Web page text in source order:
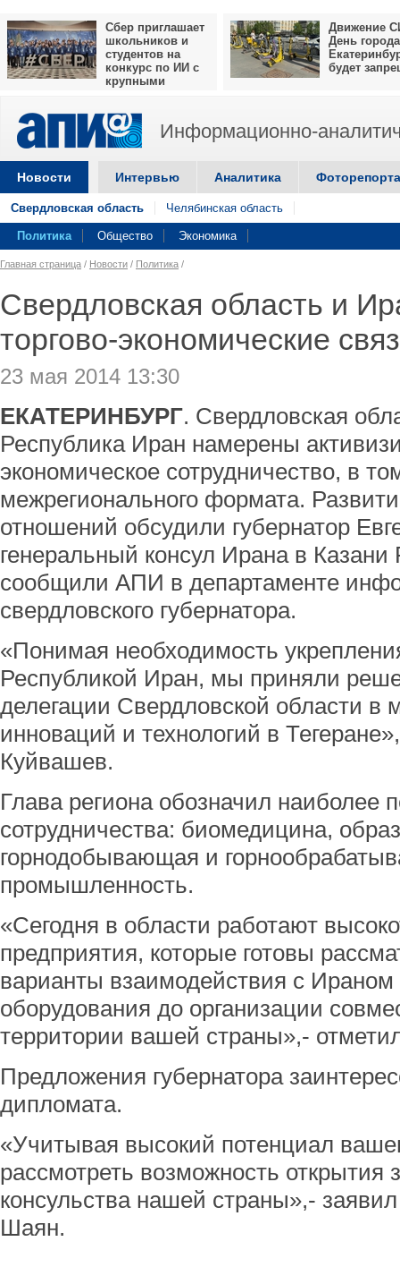
Сбер приглашает
школьников и
студентов на
конкурс по ИИ с
крупными
Движение
День города
будет
Информационно-
Новости Интервью Аналитика
Свердловская область Челябинская область
Политика Общество Экономика
Главная страница / Новости / Политика /
Свердловская область и
торгово-экономические
23 мая 2014 13:30
ЕКАТЕРИНБУРГ. Свердловская
Республика Иран намерены
экономическое сотрудничество, в
межрегионального формата.
отношений обсудили губернатор
генеральный консул Ирана в
сообщили АПИ в департаменте
свердловского губернатора.
«Понимая необходимость
Республикой Иран, мы приняли
делегации Свердловской области в
инноваций и технологий в
Куйвашев.
Глава региона обозначил наиболее
сотрудничества: биомедицина,
горнодобывающая и
промышленность.
«Сегодня в области работают
предприятия, которые готовы
варианты взаимодействия с Ираном
оборудования до организации
территории вашей страны»,-
Предложения губернатора
дипломата.
«Учитывая высокий потенциал
рассмотреть возможность открытия
консульства нашей страны»,-
Шаян.